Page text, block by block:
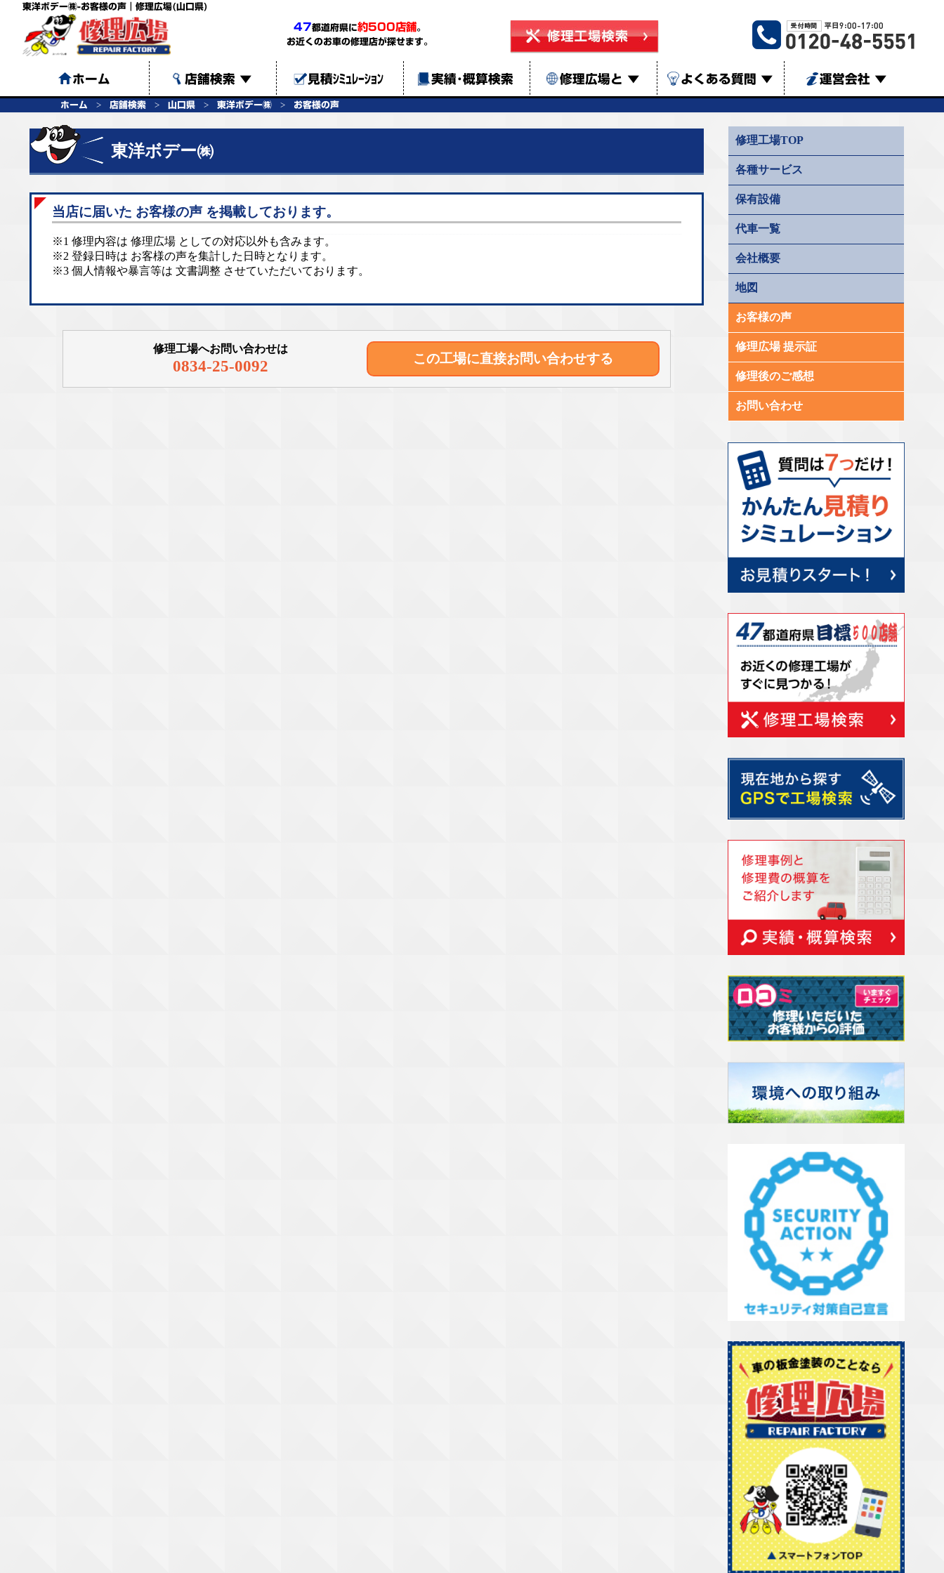
東洋ボデー㈱-お客様の声｜修理広場(山口県)
47都道府県に約500店舗。
お近くのお車の修理店が探せます。
ホーム 店舗検索 ▼ 見積ｼﾐｭﾚｰｼｮﾝ 実績･概算検索 修理広場と ▼ よくある質問 ▼ 運営会社 ▼
ホーム 店舗検索 山口県 東洋ボデー㈱ お客様の声
東洋ボデー㈱
当店に届いた お客様の声 を掲載しております。
※1 修理内容は 修理広場 としての対応以外も含みます。
※2 登録日時は お客様の声を集計した日時となります。
※3 個人情報や暴言等は 文書調整 させていただいております。
修理工場へお問い合わせは
0834-25-0092 この工場に直接お問い合わせする
修理工場TOP
各種サービス
保有設備
代車一覧
会社概要
地図
お客様の声
修理広場 提示証
修理後のご感想
お問い合わせ